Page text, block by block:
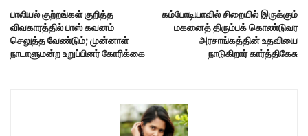
பாலியல் குற்றங்கள் குறித்த
விவகாரத்தில் பாஸ் கவனம்
செலுத்த வேண்டும்; முன்னாள்
நாடாளுமன்ற உறுப்பினர் கோரிக்கை
கம்போடியாவில் சிறையில் இருக்கும்
மகனைத் திரும்பக் கொண்டுவர
அரசாங்கத்தின் உதவியை
நாடுகிறார் கார்த்திகேசு